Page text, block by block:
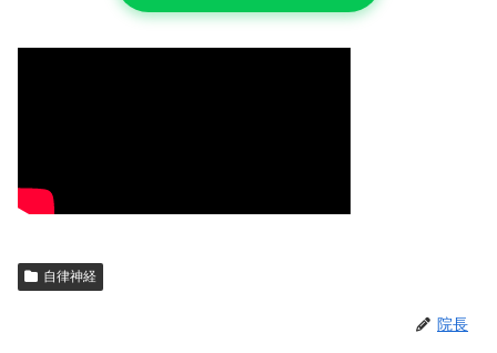
自律神経
院長